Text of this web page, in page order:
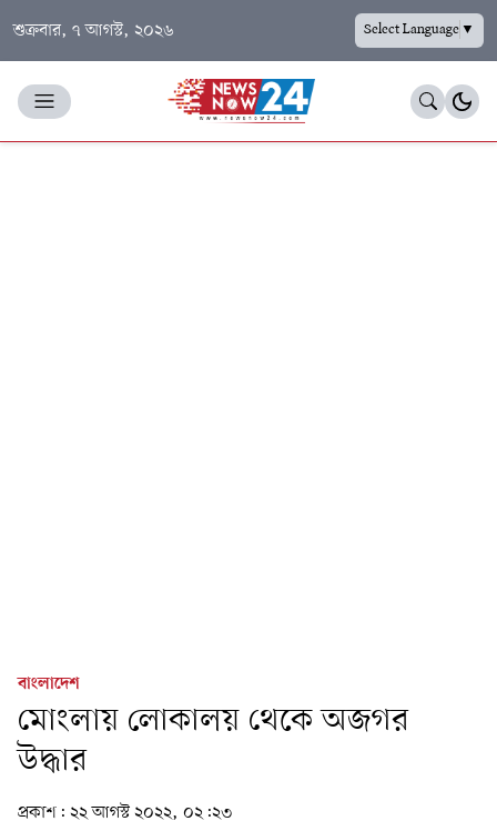
শুক্রবার, ৭ আগস্ট, ২০২৬ Select Language▼
বাংলাদেশ
মোংলায় লোকালয় থেকে অজগর
উদ্ধার
প্রকাশ: ২২ আগস্ট ২০২২, ০২:২৩